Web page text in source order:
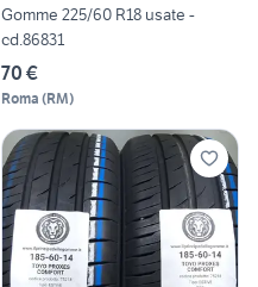
Gomme 225/60 R18 usate -
cd.86831
70 €
Roma (RM)